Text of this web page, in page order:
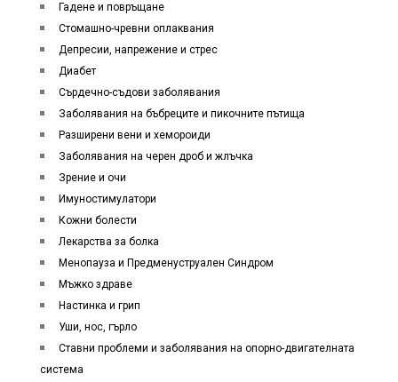
Гадене и повръщане
Стомашно-чревни оплаквания
Депресии, напрежение и стрес
Диабет
Сърдечно-съдови заболявания
Заболявания на бъбреците и пикочните пътища
Разширени вени и хемороиди
Заболявания на черен дроб и жлъчка
Зрение и очи
Имуностимулатори
Кожни болести
Лекарства за болка
Менопауза и Предменуструален Синдром
Мъжко здраве
Настинка и грип
Уши, нос, гърло
Ставни проблеми и заболявания на опорно-двигателната
система